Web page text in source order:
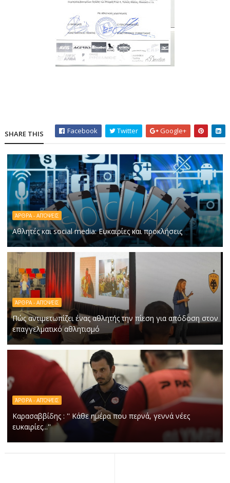
SHARE THIS Facebook Twitter Google+
ΆΡΘΡΑ - ΑΠΌΨΕΙΣ
Αθλητές και social media: Ευκαιρίες και προκλήσεις
ΆΡΘΡΑ - ΑΠΌΨΕΙΣ
Πώς αντιμετωπίζει ένας αθλητής την πίεση για απόδοση στον
επαγγελματικό αθλητισμό
ΆΡΘΡΑ - ΑΠΌΨΕΙΣ
Καρασαββίδης : '' Κάθε ημέρα που περνά, γεννά νέες
ευκαιρίες...''